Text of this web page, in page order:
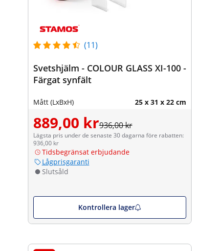
(11)
Svetshjälm - COLOUR GLASS XI-100 -
Färgat synfält
Mått (LxBxH) 25 x 31 x 22 cm
889,00 kr936,00 kr
Lägsta pris under de senaste 30 dagarna före rabatten:
936,00 kr
Tidsbegränsat erbjudande
Lågprisgaranti
Slutsåld
Kontrollera lager